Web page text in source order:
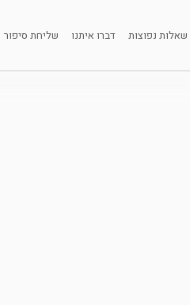
שאלות נפוצות דברו איתנו שליחת סיפור